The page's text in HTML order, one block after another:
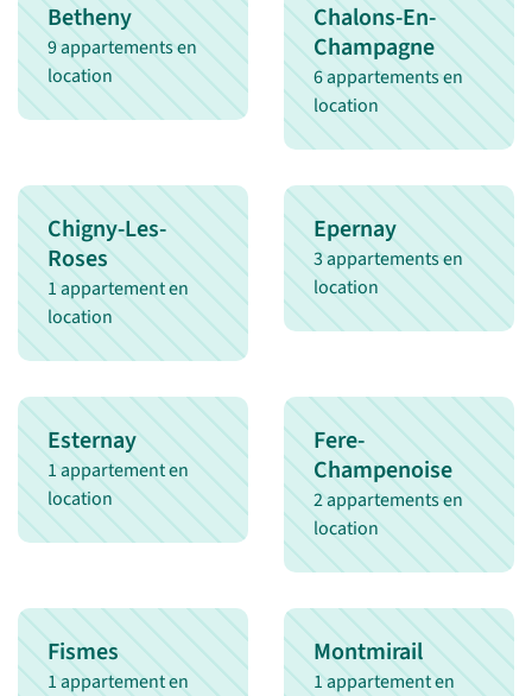
Betheny
9 appartements en
location
Chalons-En-
Champagne
6 appartements en
location
Chigny-Les-
Roses
1 appartement en
location
Epernay
3 appartements en
location
Esternay
1 appartement en
location
Fere-
Champenoise
2 appartements en
location
Fismes
1 appartement en
Montmirail
1 appartement en